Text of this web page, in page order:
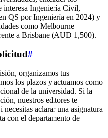
interesa Ingeniería Civil,
QS por Ingeniería en 2024) y
como Melbourne
a Brisbane (AUD 1,500).
#
organizamos tus
los plazos y actuamos como
de la universidad. Si la
nuestros editores te
aclarar una asignatura
con el departamento de